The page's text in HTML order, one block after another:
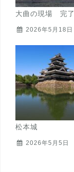
大曲の現場 完了
2026年5月18日
松本城
2026年5月5日